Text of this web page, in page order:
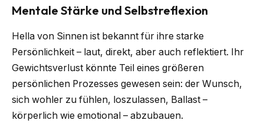
Mentale Stärke und Selbstreflexion
Hella von Sinnen ist bekannt für ihre starke
Persönlichkeit – laut, direkt, aber auch reflektiert. Ihr
Gewichtsverlust könnte Teil eines größeren
persönlichen Prozesses gewesen sein: der Wunsch,
sich wohler zu fühlen, loszulassen, Ballast –
körperlich wie emotional – abzubauen.